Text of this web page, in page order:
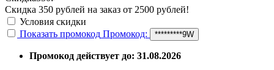
Скидка 350 рублей на заказ от 2500 рублей!
Условия скидки
Показать промокод Промокод: *********9W
Промокод действует до: 31.08.2026